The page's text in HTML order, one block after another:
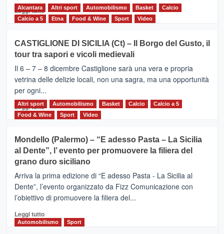
Leggi tutto Leggi
MOIO
ALCANTARA
–
Vivicittà,
alla
scoperta
del
territorio,
e
messaggi
di
Alcantara Altri sport Automobilismo Basket
Calcio
Calcio a 5
Etna Food & Wine Sport Video
CASTIGLIONE DI SICILIA (Ct) – Il Borgo del Gusto, il
tour tra sapori e vicoli medievali
Il 6 – 7 – 8 dicembre Castiglione sarà una vera e propria
vetrina delle delizie locali, non una sagra, ma una opportunità
per ogni...
Leggi tuttoLeggi
di
CASTIGLIONE
DI
SICILIA
(Ct)
–
Il
Borgo
Gusto,
il
Altri sport Automobilismo Basket Calcio
Calcio a 5
Food & Wine
Sport Video
Mondello (Palermo) – “E adesso Pasta – La Sicilia
al Dente”, l’ evento per promuovere la filiera del
grano duro siciliano
Arriva la prima edizione di “E adesso Pasta - La Sicilia al
Dente”, l’evento organizzato da Fizz Comunicazione con
l’obiettivo di promuovere la filiera del...
Leggi tuttoLeggi
di
Automobilismo Sport